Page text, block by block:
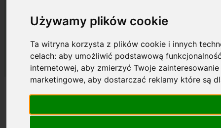
Używamy plików cookie
Ta witryna korzysta z plików cookie i innych
celach:aby umożliwić podstawową
internetowej,aby zmierzyć Twoje
marketingowe,aby dostarczać reklamy które są
Prenumerata